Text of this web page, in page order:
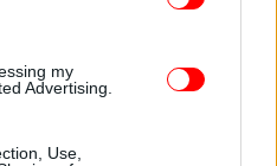
my
Advertising.
Use,
στηρίζει Νίκο
θα είναι και